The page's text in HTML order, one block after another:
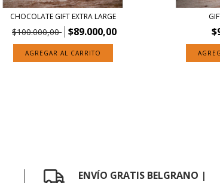
CHOCOLATE GIFT EXTRA LARGE
$100.000,00 $89.000,00
ENVÍO GRATIS BELGRANO |